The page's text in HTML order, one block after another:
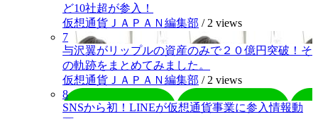
ど10社超が参入！
仮想通貨ＪＡＰＡＮ編集部 / 2 views
7
与沢翼がリップルの資産のみで２０億円突破！そ
の軌跡をまとめてみました。
仮想通貨ＪＡＰＡＮ編集部 / 2 views
8
SNSから初！LINEが仮想通貨事業に参入情報動